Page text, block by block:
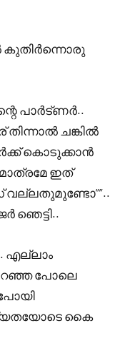
കുതിർന്നൊരു
പാർട്ണർ..
ചങ്കിൽ
കൊടുക്കാൻ
ഇത്
വല്ലതുമുണ്ടോ””..
ഞെട്ടി..
എല്ലാം
പോലെ
കൈ